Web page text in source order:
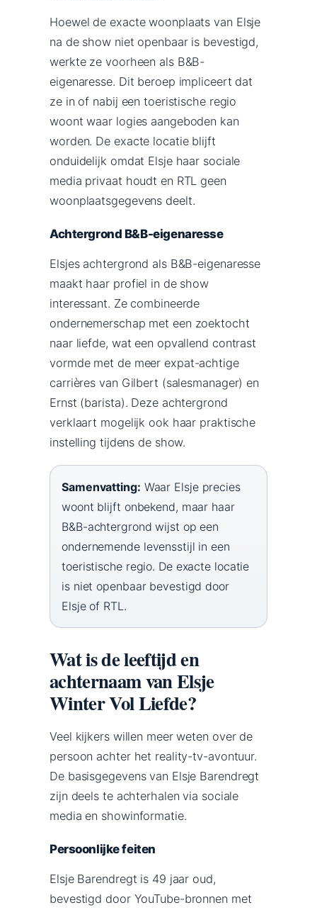
Hoewel de exacte woonplaats van Elsje
na de show niet openbaar is bevestigd,
werkte ze voorheen als B&B-
eigenaresse. Dit beroep impliceert dat
ze in of nabij een toeristische regio
woont waar logies aangeboden kan
worden. De exacte locatie blijft
onduidelijk omdat Elsje haar sociale
media privaat houdt en RTL geen
woonplaatsgegevens deelt.
Achtergrond B&B-eigenaresse
Elsjes achtergrond als B&B-eigenaresse
maakt haar profiel in de show
interessant. Ze combineerde
ondernemerschap met een zoektocht
naar liefde, wat een opvallend contrast
vormde met de meer expat-achtige
carrières van Gilbert (salesmanager) en
Ernst (barista). Deze achtergrond
verklaart mogelijk ook haar praktische
instelling tijdens de show.
Samenvatting: Waar Elsje precies
woont blijft onbekend, maar haar
B&B-achtergrond wijst op een
ondernemende levensstijl in een
toeristische regio. De exacte locatie
is niet openbaar bevestigd door
Elsje of RTL.
Wat is de leeftijd en
achternaam van Elsje
Winter Vol Liefde?
Veel kijkers willen meer weten over de
persoon achter het reality-tv-avontuur.
De basisgegevens van Elsje Barendregt
zijn deels te achterhalen via sociale
media en showinformatie.
Persoonlijke feiten
Elsje Barendregt is 49 jaar oud,
bevestigd door YouTube-bronnen met